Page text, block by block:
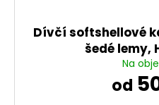
Dívčí softshellové
šedé lemy,
Na
od